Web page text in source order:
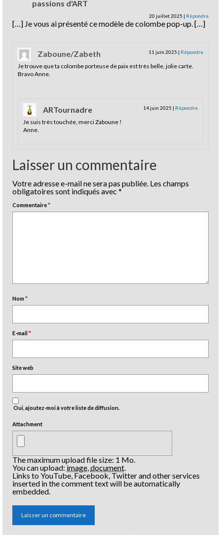
passions d'ART
20 juillet 2025 | Répondre
[…] Je vous ai présenté ce modèle de colombe pop-up. […]
Zaboune/Zabeth 11 juin 2025 | Répondre
Je trouve que ta colombe porteuse de paix est très belle, jolie carte.
Bravo Anne.
ARTournadre 14 juin 2025 | Répondre
Je suis très touchée, merci Zaboune !
Anne.
Laisser un commentaire
Votre adresse e-mail ne sera pas publiée. Les champs
obligatoires sont indiqués avec *
Commentaire*
Nom*
E-mail*
Site web
Oui, ajoutez-moi à votre liste de diffusion.
Attachment
The maximum upload file size: 1 Mo.
You can upload:image document
Links to YouTube, Facebook, Twitter and other services
inserted in the comment text will be automatically
embedded.